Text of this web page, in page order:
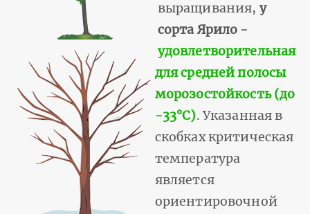
выращивания, у
сорта Ярило -
удовлетворительная
для средней полосы
морозостойкость (до
-33°С). Указанная в
скобках критическая
температура
является
ориентировочной